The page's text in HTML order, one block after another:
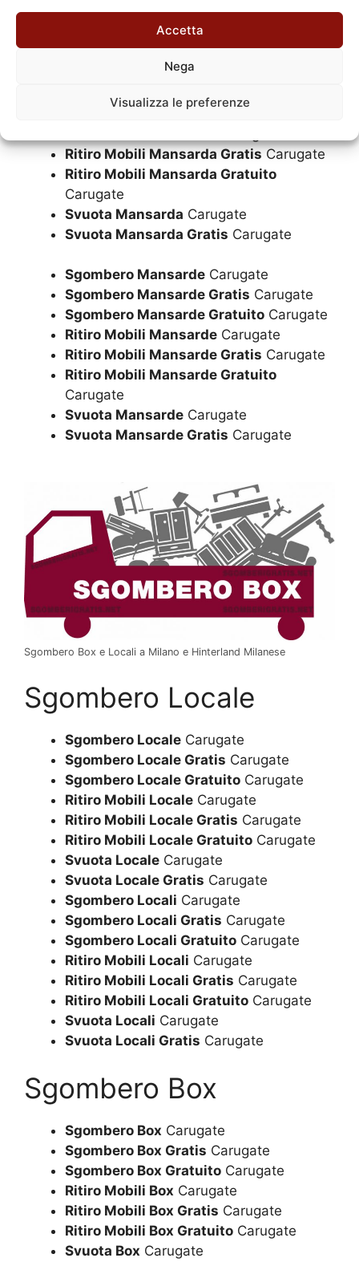
Accetta
Nega
Visualizza le preferenze
Sgombero Mansarda a Milano e Hinterland Milanese
Sgombero Mansarda
Sgombero Mansarda Gratis
Sgombero Mansarda Gratuito
Ritiro Mobili Mansarda GratisCarugate
Ritiro Mobili Mansarda Gratuito
Carugate
Svuota Mansarda Carugate
Svuota Mansarda Gratis Carugate
Sgombero Mansarde Carugate
Sgombero Mansarde Gratis Carugate
Sgombero Mansarde Gratuito Carugate
Ritiro Mobili Mansarde Carugate
Ritiro Mobili Mansarde Gratis Carugate
Ritiro Mobili Mansarde Gratuito
Carugate
Svuota Mansarde Carugate
Svuota Mansarde Gratis Carugate
Sgombero Box e Locali a Milano e Hinterland Milanese
Sgombero Locale
Sgombero Locale Carugate
Sgombero Locale Gratis Carugate
Sgombero Locale Gratuito Carugate
Ritiro Mobili Locale Carugate
Ritiro Mobili Locale Gratis Carugate
Ritiro Mobili Locale Gratuito Carugate
Svuota Locale Carugate
Svuota Locale Gratis Carugate
Sgombero Locali Carugate
Sgombero Locali Gratis Carugate
Sgombero Locali Gratuito Carugate
Ritiro Mobili Locali Carugate
Ritiro Mobili Locali Gratis Carugate
Ritiro Mobili Locali Gratuito Carugate
Svuota Locali Carugate
Svuota Locali Gratis Carugate
Sgombero Box
Sgombero Box Carugate
Sgombero Box Gratis Carugate
Sgombero Box Gratuito Carugate
Ritiro Mobili Box Carugate
Ritiro Mobili Box Gratis Carugate
Ritiro Mobili Box Gratuito Carugate
Svuota Box Carugate